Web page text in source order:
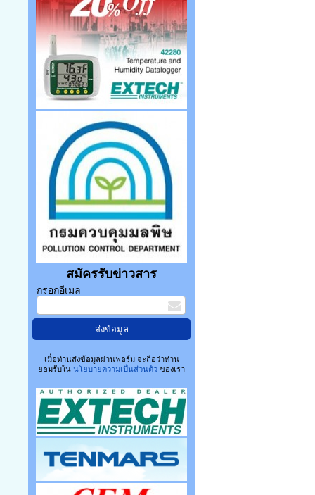
สมัครรับข่าวสาร
กรอกอีเมล
เมื่อท่านส่งข้อมูลผ่านฟอร์ม จะถือว่าท่าน
ยอมรับใน นโยบายความเป็นส่วนตัวของเรา